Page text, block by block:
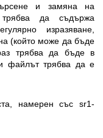
и замяна на
да съдържа
изразяване,
(който може да бъде
трябва да бъде в
файлът трябва да е
намерен със sr1-